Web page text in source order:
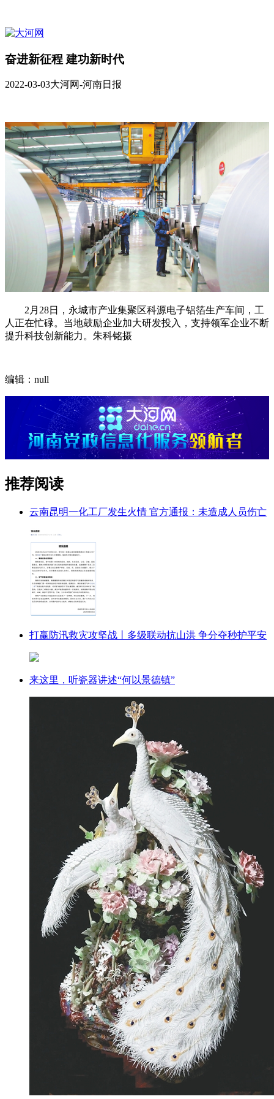
奋进新征程 建功新时代
2022-03-03大河网-河南日报
2月28日，永城市产业集聚区科源电子铝箔生产车间，工
人正在忙碌。当地鼓励企业加大研发投入，支持领军企业不断
提升科技创新能力。朱科铭摄
编辑：null
推荐阅读
云南昆明一化工厂发生火情 官方通报：未造成人员伤亡
打赢防汛救灾攻坚战丨多级联动抗山洪 争分夺秒护平安
来这里，听瓷器讲述“何以景德镇”